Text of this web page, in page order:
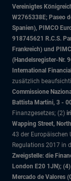
Vereinigtes
W2765338E; Paseo
Spanien), PIMCO
918745621 R.C.S.
Frankreich) und
(Handelsregister-Nr.
International
zusätzlich
Commissione
Battista Martini, 3 -
Finanzgesetzes; (2)
Wapping Street,
43 der Europäischen
Regulations 2017 in
Zweigstelle: die
London E20 1JN);
Mercado de Valores